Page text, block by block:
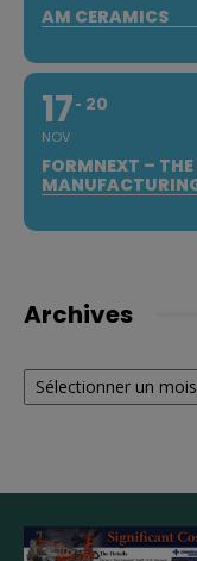
AM CERAMICS
17
NOV
20
FORMNEXT –
Archives
Archives